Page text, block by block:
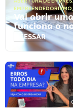
EMPREENDEDORISMO,
Vai abrir
funciona o
ACESSAR